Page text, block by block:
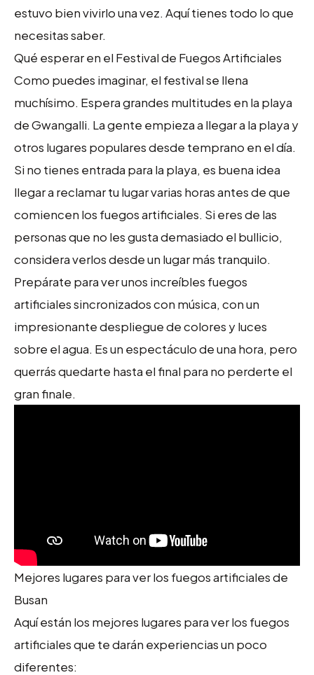
estuvo bien vivirlo una vez. Aquí tienes todo lo que
necesitas saber.
Qué esperar en el Festival de Fuegos Artificiales
Como puedes imaginar, el festival se llena
muchísimo. Espera grandes multitudes en la playa
de Gwangalli. La gente empieza a llegar a la playa y
otros lugares populares desde temprano en el día.
Si no tienes entrada para la playa, es buena idea
llegar a reclamar tu lugar varias horas antes de que
comiencen los fuegos artificiales. Si eres de las
personas que no les gusta demasiado el bullicio,
considera verlos desde un lugar más tranquilo.
Prepárate para ver unos increíbles fuegos
artificiales sincronizados con música, con un
impresionante despliegue de colores y luces
sobre el agua. Es un espectáculo de una hora, pero
querrás quedarte hasta el final para no perderte el
gran finale.
Mejores lugares para ver los fuegos artificiales de
Busan
Aquí están los mejores lugares para ver los fuegos
artificiales que te darán experiencias un poco
diferentes: